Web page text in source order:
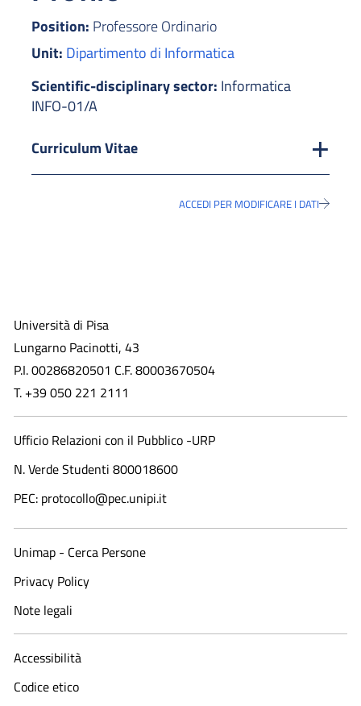
Position: Professore Ordinario
Unit: Dipartimento di Informatica
Scientific-disciplinary sector: Informatica
INFO-01/A
Curriculum Vitae
ACCEDI PER MODIFICARE I DATI
Università di Pisa
Lungarno Pacinotti, 43
P.I. 00286820501 C.F. 80003670504
T. +39 050 221 2111
Ufficio Relazioni con il Pubblico -URP
N. Verde Studenti 800018600​
PEC: protocollo@pec.unipi.it
Unimap - Cerca Persone
Privacy Policy
Note legali
Accessibilità
Codice etico